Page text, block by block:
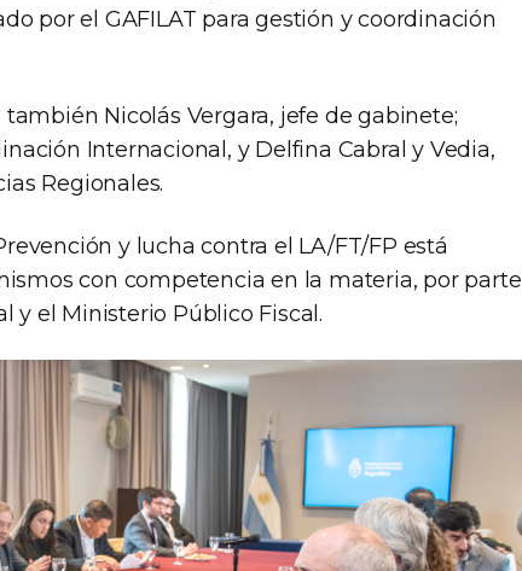
por el GAFILAT para gestión y coordinación
Nicolás Vergara, jefe de gabinete;
Internacional, y Delfina Cabral y Vedia,
Regionales.
y lucha contra el LA/FT/FP está
con competencia en la materia, por parte
y el Ministerio Público Fiscal.